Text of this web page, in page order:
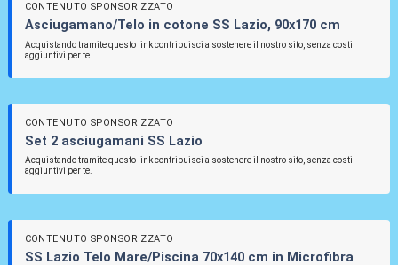
CONTENUTO SPONSORIZZATO
Asciugamano/Telo in cotone SS Lazio, 90x170 cm
Acquistando tramite questo link contribuisci a sostenere il nostro sito, senza costi
aggiuntivi per te.
CONTENUTO SPONSORIZZATO
Set 2 asciugamani SS Lazio
Acquistando tramite questo link contribuisci a sostenere il nostro sito, senza costi
aggiuntivi per te.
CONTENUTO SPONSORIZZATO
SS Lazio Telo Mare/Piscina 70x140 cm in Microfibra